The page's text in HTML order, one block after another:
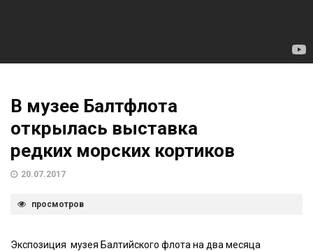
В музее Балтфлота
открылась выставка
редких морских кортиков
20.07.2017
просмотров
Экспозиция музея Балтийского флота на два месяца